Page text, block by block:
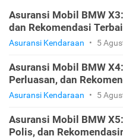
Asuransi Mobil BMW
dan Rekomendasi
Asuransi Kendaraan • 5
Asuransi Mobil BMW
Perluasan, dan
Asuransi Kendaraan • 5
Asuransi Mobil BMW
Polis, dan